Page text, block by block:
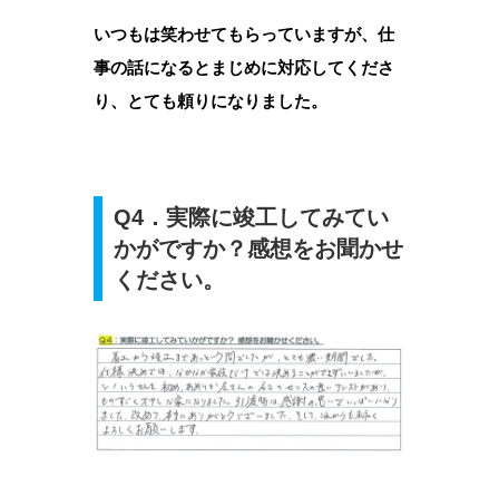
いつもは笑わせてもらっていますが、仕
事の話になるとまじめに対応してくださ
り、とても頼りになりました。
Q4．実際に竣工してみてい
かがですか？感想をお聞かせ
ください。